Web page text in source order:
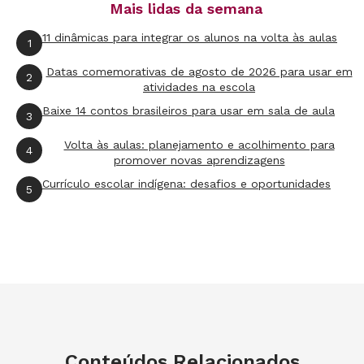
As diferenças no modo de vida dos animais
Ao distinguir seres de hábitos noturnos dos de
hábitos diurnos, a turma irá identificar
diferentes modos de vida entre os animais e
reconhecer a enorme biodiversidade que
caracteriza a natureza.
As características de um habitat
Mais lidas da semana
1 11 dinâmicas para integrar os alunos na volta às aulas
2
Datas comemorativas de agosto de 2026 para usar em
atividades na escola
3 Baixe 14 contos brasileiros para usar em sala de aula
4
Volta às aulas: planejamento e acolhimento para
promover novas aprendizagens
5 Currículo escolar indígena: desafios e oportunidades